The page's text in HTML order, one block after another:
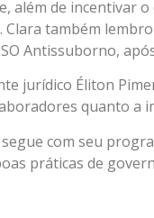
além de incentivar
Clara também
Antissuborno,
jurídico Éliton
quanto a
segue com seu
práticas de